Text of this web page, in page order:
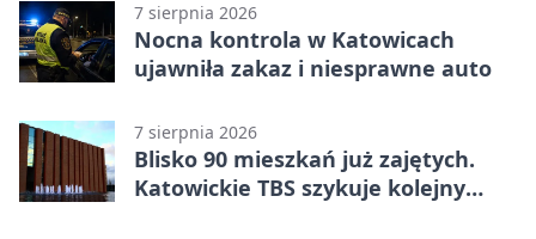
7 sierpnia 2026
Nocna kontrola w Katowicach
ujawniła zakaz i niesprawne auto
7 sierpnia 2026
Blisko 90 mieszkań już zajętych.
Katowickie TBS szykuje kolejny